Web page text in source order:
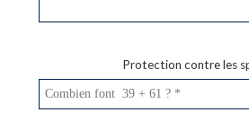
Protection contre les